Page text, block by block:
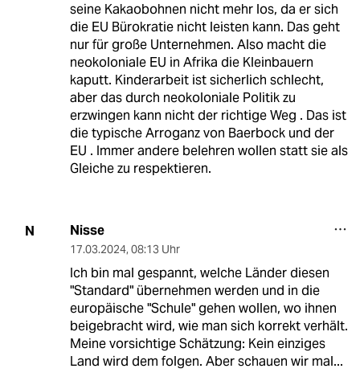
seine Kakaobohnen nicht mehr los, da er sich
die EU Bürokratie nicht leisten kann. Das geht
nur für große Unternehmen. Also macht die
neokoloniale EU in Afrika die Kleinbauern
kaputt. Kinderarbeit ist sicherlich schlecht,
aber das durch neokoloniale Politik zu
erzwingen kann nicht der richtige Weg . Das ist
die typische Arroganz von Baerbock und der
EU . Immer andere belehren wollen statt sie als
Gleiche zu respektieren.
N Nisse
17.03.2024, 08:13 Uhr
Ich bin mal gespannt, welche Länder diesen
"Standard" übernehmen werden und in die
europäische "Schule" gehen wollen, wo ihnen
beigebracht wird, wie man sich korrekt verhält.
Meine vorsichtige Schätzung: Kein einziges
Land wird dem folgen. Aber schauen wir mal...